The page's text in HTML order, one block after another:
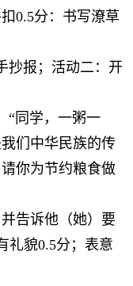
0.5分：书写潦草
抄报；活动二：开
“同学，一粥一
们中华民族的传
你为节约粮食做
告诉他（她）要
礼貌0.5分；表意